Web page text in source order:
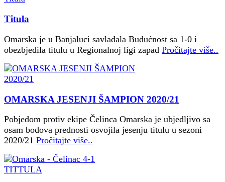
Titula
Omarska je u Banjaluci savladala Budućnost sa 1-0 i
obezbjedila titulu u Regionalnoj ligi zapad Pročitajte više..
OMARSKA JESENJI ŠAMPION 2020/21
Pobjedom protiv ekipe Čelinca Omarska je ubjedljivo sa
osam bodova prednosti osvojila jesenju titulu u sezoni
2020/21 Pročitajte više..